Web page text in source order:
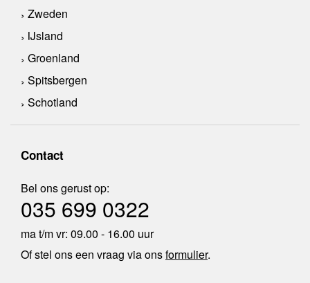
Zweden
IJsland
Groenland
Spitsbergen
Schotland
Contact
Bel ons gerust op:
035 699 0322
ma t/m vr: 09.00 - 16.00 uur
Of stel ons een vraag via onsformulier.